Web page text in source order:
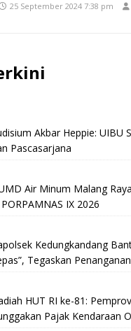
25 September 2024 7:38 pm
Akbar Heppie: UIBU
Pascasarjana
Air Minum Malang
IX 2026
Kedungkandang
Tegaskan
HUT RI ke-81:
Pajak Kendaraan